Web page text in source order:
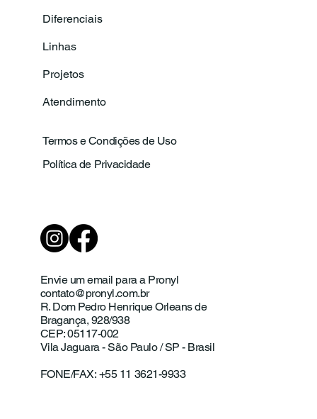
Diferenciais
Linhas
Projetos
Atendimento
Termos e Condições de Uso
Política de Privacidade
Envie um email para a Pronyl
contato@pronyl.com.br
R. Dom Pedro Henrique Orleans de
Bragança, 928/938
CEP: 05117-002
Vila Jaguara - São Paulo / SP - Brasil
FONE/FAX: +55 11 3621-9933